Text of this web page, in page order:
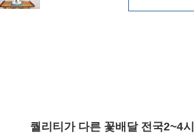
퀄리티가 다른 꽃배달 전국2~4